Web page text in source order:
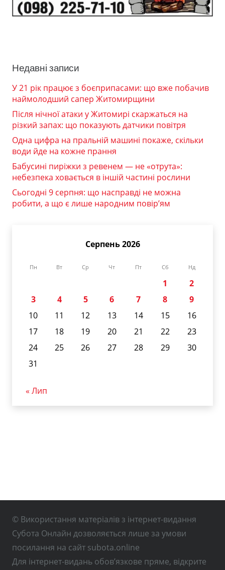
Недавні записи
У 21 рік працює з боєприпасами: що вже побачив
наймолодший сапер Житомирщини
Після нічної атаки у Житомирі скаржаться на
різкий запах: що показують датчики повітря
Одна цифра на пральній машині покаже, скільки
води йде на кожне прання
Бабусині пиріжки з ревенем — не «отрута»:
небезпека ховається в іншій частині рослини
Сьогодні 9 серпня: що насправді не можна
робити, а що є лише народним повір’ям
Серпень 2026
Пн Вт Ср Чт Пт Сб Нд
1
2
3
4 5 6 7 8
9
10
11 12 13 14 15
16
17
18 19 20 21 22
23
24
25 26 27 28 29
30
31
« Лип
© Використання матеріалів з інтернет-видання
Субота Онлайн дозволяється лише за умови
посилання на сайт subota.online
Для інтернет-видань обов’язкове пряме, відкрите